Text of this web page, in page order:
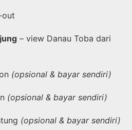
out
– view Danau Toba dari
(opsional & bayar sendiri)
(opsional & bayar sendiri)
(opsional & bayar sendiri)